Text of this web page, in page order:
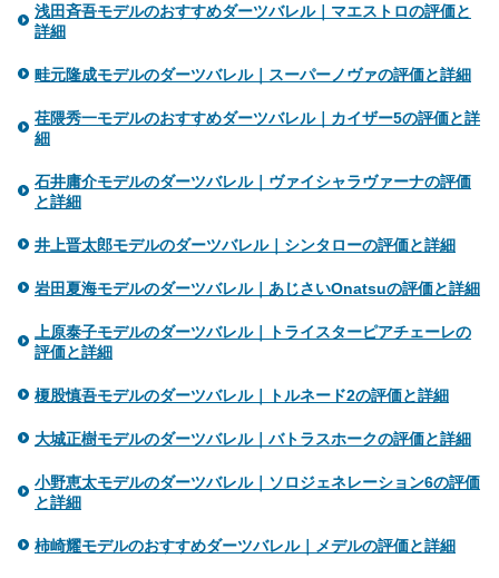
浅田斉吾モデルのおすすめダーツバレル｜マエストロの評価と
詳細
畦元隆成モデルのダーツバレル｜スーパーノヴァの評価と詳細
荏隈秀一モデルのおすすめダーツバレル｜カイザー5の評価と詳
細
石井庸介モデルのダーツバレル｜ヴァイシャラヴァーナの評価
と詳細
井上晋太郎モデルのダーツバレル｜シンタローの評価と詳細
岩田夏海モデルのダーツバレル｜あじさいOnatsuの評価と詳細
上原泰子モデルのダーツバレル｜トライスターピアチェーレの
評価と詳細
榎股慎吾モデルのダーツバレル｜トルネード2の評価と詳細
大城正樹モデルのダーツバレル｜バトラスホークの評価と詳細
小野恵太モデルのダーツバレル｜ソロジェネレーション6の評価
と詳細
柿崎耀モデルのおすすめダーツバレル｜メデルの評価と詳細